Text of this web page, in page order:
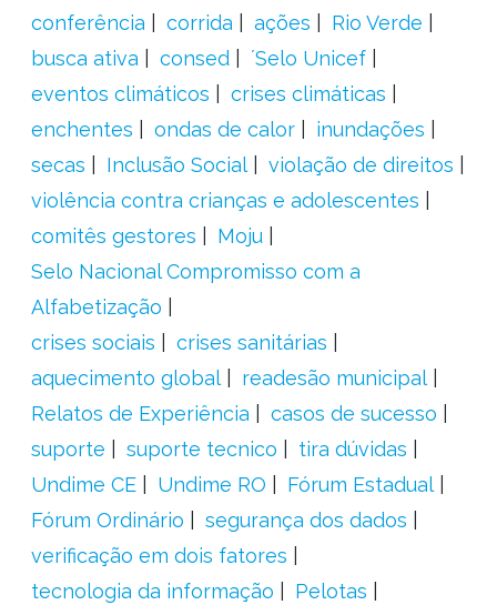
conferência
corrida ações
Rio Verde
busca ativa
consed
´Selo Unicef
eventos climáticos
crises climáticas
enchentes
ondas de calor
inundações
secas
Inclusão Social
violação de direitos
violência contra crianças e adolescentes
comitês gestores
Moju
Selo Nacional Compromisso com a
Alfabetização
crises sociais
crises sanitárias
aquecimento global
readesão municipal
Relatos de Experiência
casos de sucesso
suporte
suporte tecnico
tira dúvidas
Undime CE
Undime RO
Fórum Estadual
Fórum Ordinário
segurança dos dados
verificação em dois fatores
tecnologia da informação
Pelotas